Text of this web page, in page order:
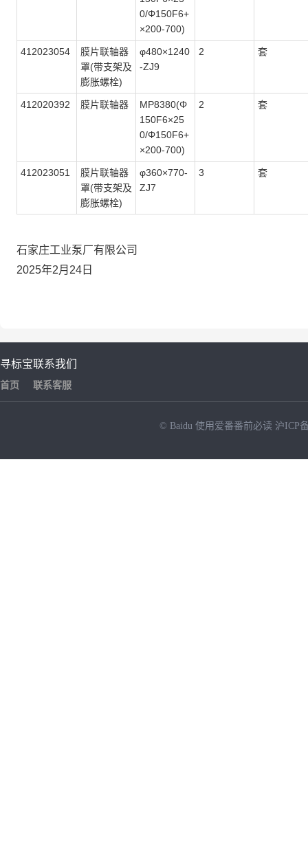
0/Φ150F6+
×200-700)
412023054
膜片联轴器
罩(带支架及
膨胀螺栓)
φ480×1240
-ZJ9
2 套
412020392 膜片联轴器
MP8380(Φ
150F6×25
0/Φ150F6+
×200-700)
2 套
412023051
膜片联轴器
罩(带支架及
膨胀螺栓)
φ360×770-
ZJ7
3 套
石家庄工业泵厂有限公司
2025年2月24日
寻标宝
首页
联系我们
联系客服
© Baidu 使用爱番番前必读 沪ICP